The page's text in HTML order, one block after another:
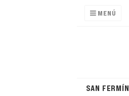
MENÚ
SAN FERMÍN